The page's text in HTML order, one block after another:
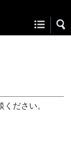
ださい。